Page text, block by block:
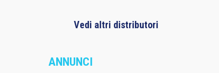
Vedi altri distributori
ANNUNCI